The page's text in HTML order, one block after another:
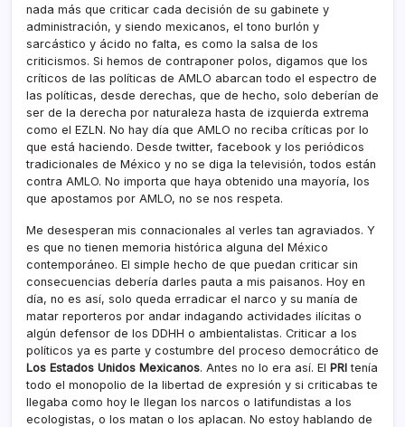
nada más que criticar cada decisión de su gabinete y
administración, y siendo mexicanos, el tono burlón y
sarcástico y ácido no falta, es como la salsa de los
criticismos. Si hemos de contraponer polos, digamos que los
crí­ticos de las polí­ticas de AMLO abarcan todo el espectro de
las polí­ticas, desde derechas, que de hecho, solo deberí­an de
ser de la derecha por naturaleza hasta de izquierda extrema
como el EZLN. No hay dí­a que AMLO no reciba crí­ticas por lo
que está haciendo. Desde twitter, facebook y los periódicos
tradicionales de México y no se diga la televisión, todos están
contra AMLO. No importa que haya obtenido una mayorí­a, los
que apostamos por AMLO, no se nos respeta.
Me desesperan mis connacionales al verles tan agraviados. Y
es que no tienen memoria histórica alguna del México
contemporáneo. El simple hecho de que puedan criticar sin
consecuencias deberí­a darles pauta a mis paisanos. Hoy en
dí­a, no es así­, solo queda erradicar el narco y su maní­a de
matar reporteros por andar indagando actividades ilí­citas o
algún defensor de los DDHH o ambientalistas. Criticar a los
polí­ticos ya es parte y costumbre del proceso democrático de
Los Estados Unidos Mexicanos. Antes no lo era así­. El PRI tení­a
todo el monopolio de la libertad de expresión y si criticabas te
llegaba como hoy le llegan los narcos o latifundistas a los
ecologistas, o los matan o los aplacan. No estoy hablando de